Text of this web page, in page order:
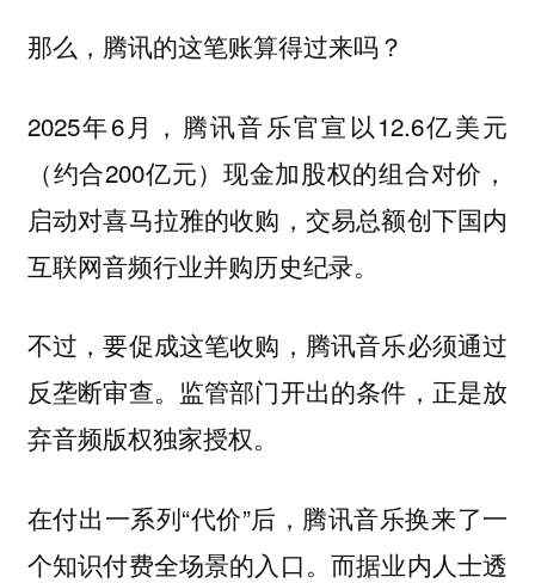
那么，腾讯的这笔账算得过来吗？
2025年6月，腾讯音乐官宣以12.6亿美元
（约合200亿元）现金加股权的组合对价，
启动对喜马拉雅的收购，交易总额创下国内
互联网音频行业并购历史纪录。
不过，要促成这笔收购，腾讯音乐必须通过
反垄断审查。监管部门开出的条件，正是放
弃音频版权独家授权。
在付出一系列“代价”后，腾讯音乐换来了一
个知识付费全场景的入口。而据业内人士透